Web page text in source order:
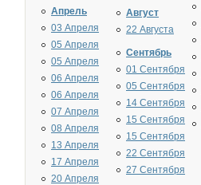
Апрель
03 Апреля
05 Апреля
05 Апреля
06 Апреля
06 Апреля
07 Апреля
08 Апреля
13 Апреля
17 Апреля
20 Апреля
Август
22 Августа
Сентябрь
01 Сентября
05 Сентября
14 Сентября
15 Сентября
15 Сентября
22 Сентября
27 Сентября